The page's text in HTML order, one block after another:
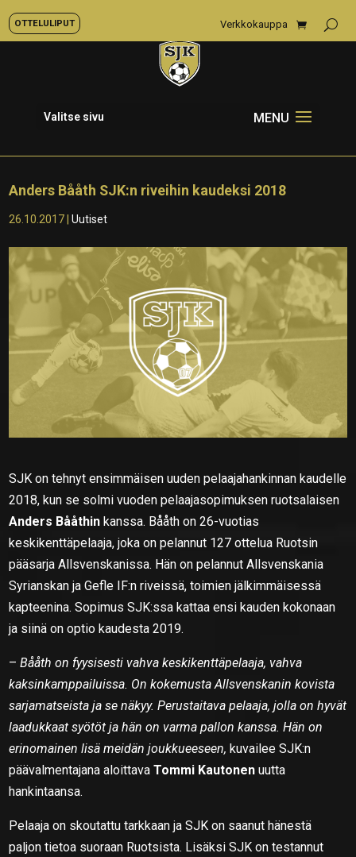
OTTELULIPUT Verkkokauppa
Valitse sivu
Anders Bååth SJK:n riveihin kaudeksi 2018
26.10.2017 |Uutiset
SJK on tehnyt ensimmäisen uuden pelaajahankinnan kaudelle
2018, kun se solmi vuoden pelaajasopimuksen ruotsalaisen
Anders Bååthin kanssa. Bååth on 26-vuotias
keskikenttäpelaaja, joka on pelannut 127 ottelua Ruotsin
pääsarja Allsvenskanissa. Hän on pelannut Allsvenskania
Syrianskan ja Gefle IF:n riveissä, toimien jälkimmäisessä
kapteenina. Sopimus SJK:ssa kattaa ensi kauden kokonaan
ja siinä on optio kaudesta 2019.
–Bååth on fyysisesti vahva keskikenttäpelaaja, vahva
kaksinkamppailuissa. On kokemusta Allsvenskanin kovista
sarjamatseista ja se näkyy. Perustaitava pelaaja, jolla on hyvät
laadukkaat syötöt ja hän on varma pallon kanssa. Hän on
erinomainen lisä meidän joukkueeseen,kuvailee SJK:n
päävalmentajana aloittavaTommi Kautonen uutta
hankintaansa.
Pelaaja on skoutattu tarkkaan ja SJK on saanut hänestä
paljon tietoa suoraan Ruotsista. Lisäksi SJK on testannut